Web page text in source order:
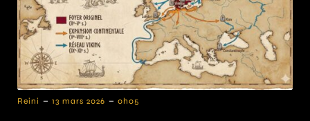
Reini - 13 mars 2026 - 0h05